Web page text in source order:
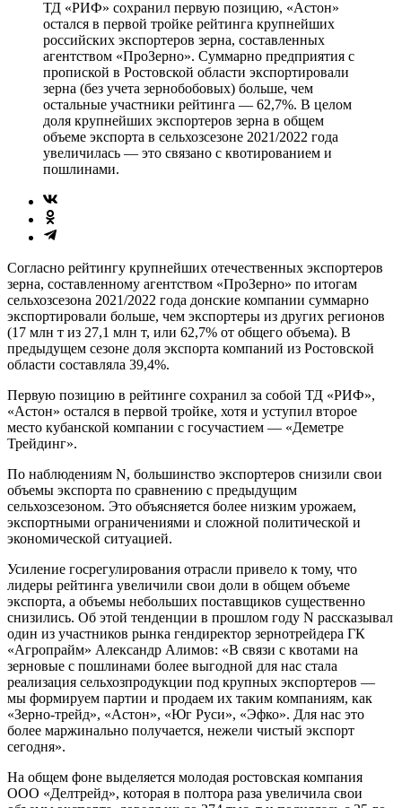
ТД «РИФ» сохранил первую позицию, «Астон»
остался в первой тройке рейтинга крупнейших
российских экспортеров зерна, составленных
агентством «ПроЗерно». Суммарно предприятия с
пропиской в Ростовской области экспортировали
зерна (без учета зернобобовых) больше, чем
остальные участники рейтинга — 62,7%. В целом
доля крупнейших экспортеров зерна в общем
объеме экспорта в сельхозсезоне 2021/2022 года
увеличилась — это связано с квотированием и
пошлинами.
Согласно рейтингу крупнейших отечественных экспортеров
зерна, составленному агентством «ПроЗерно» по итогам
сельхозсезона 2021/2022 года донские компании суммарно
экспортировали больше, чем экспортеры из других регионов
(17 млн т из 27,1 млн т, или 62,7% от общего объема). В
предыдущем сезоне доля экспорта компаний из Ростовской
области составляла 39,4%.
Первую позицию в рейтинге сохранил за собой ТД «РИФ»,
«Астон» остался в первой тройке, хотя и уступил второе
место кубанской компании с госучастием — «Деметре
Трейдинг».
По наблюдениям N, большинство экспортеров снизили свои
объемы экспорта по сравнению с предыдущим
сельхозсезоном. Это объясняется более низким урожаем,
экспортными ограничениями и сложной политической и
экономической ситуацией.
Усиление госрегулирования отрасли привело к тому, что
лидеры рейтинга увеличили свои доли в общем объеме
экспорта, а объемы небольших поставщиков существенно
снизились. Об этой тенденции в прошлом году N рассказывал
один из участников рынка гендиректор зернотрейдера ГК
«Агропрайм» Александр Алимов: «В связи с квотами на
зерновые с пошлинами более выгодной для нас стала
реализация сельхозпродукции под крупных экспортеров —
мы формируем партии и продаем их таким компаниям, как
«Зерно-трейд», «Астон», «Юг Руси», «Эфко». Для нас это
более маржинально получается, нежели чистый экспорт
сегодня».
На общем фоне выделяется молодая ростовская компания
ООО «Делтрейд», которая в полтора раза увеличила свои